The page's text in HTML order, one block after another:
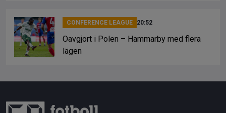
CONFERENCE LEAGUE 20:52
Oavgjort i Polen – Hammarby med flera
lägen